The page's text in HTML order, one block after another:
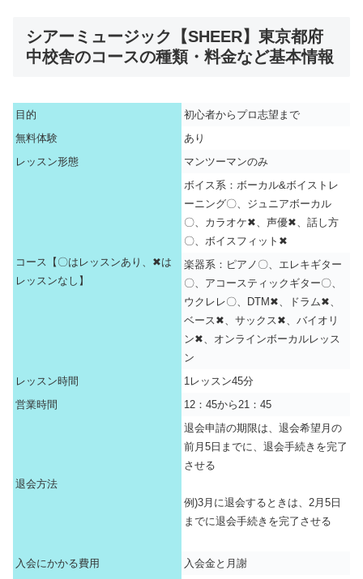
シアーミュージック【SHEER】東京都府
中校舎のコースの種類・料金など基本情報
目的
初心者からプロ志望まで
無料体験
あり
レッスン形態
マンツーマンのみ
コース【〇はレッスンあり、✖は
レッスンなし】
ボイス系：ボーカル&ボイストレ
ーニング〇、ジュニアボーカル
〇、カラオケ✖、声優✖、話し方
〇、ボイスフィット✖
楽器系：ピアノ〇、エレキギター
〇、アコースティックギター〇、
ウクレレ〇、DTM✖、ドラム✖、
ベース✖、サックス✖、バイオリ
ン✖、オンラインボーカルレッス
ン
レッスン時間
1レッスン45分
営業時間
12：45から21：45
退会方法
退会申請の期限は、退会希望月の
前月5日までに、退会手続きを完了
させる
例)3月に退会するときは、2月5日
までに退会手続きを完了させる
入会にかかる費用
入会金と月謝